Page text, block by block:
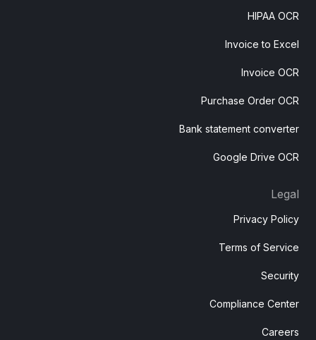
HIPAA OCR
Invoice to Excel
Invoice OCR
Purchase Order OCR
Bank statement converter
Google Drive OCR
Legal
Privacy Policy
Terms of Service
Security
Compliance Center
Careers